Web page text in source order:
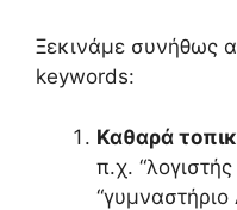
Ξεκινάμε συνήθως
keywords:
Καθαρά
π.χ.
“γυμναστήριο